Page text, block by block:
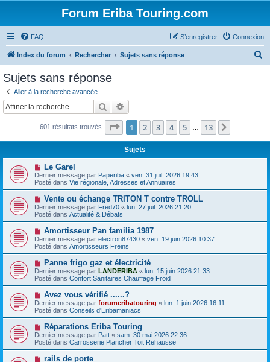
Forum Eriba Touring.com
FAQ Connexion
S’enregistrer
Index du forum Rechercher Sujets sans réponse
c
Sujets sans réponse
Aller à la recherche avancée
Rechercher
601 résultats trouvés Page 1sur13
1 2 3 4 5 13
Sujets
N
o
u
v
e
u
m
e
s
s
a
g
e
Le Garel
Dernier message par Paperiba « ven. 31 juil. 2026 19:43
Posté dans Vie régionale, Adresses et Annuaires
N
o
u
v
a
u
m
e
s
a
g
Vente ou échange TRITON T contre TROLL
Dernier message par Fred70 « lun. 27 juil. 2026 21:20
Posté dans Actualité & Débats
N
o
u
v
e
a
u
m
e
s
s
a
g
e
Amortisseur Pan familia 1987
Dernier message par electron87430 « ven. 19 juin 2026 10:37
Posté dans Amortisseurs Freins
N
o
u
v
a
u
m
e
s
a
g
Panne frigo gaz et électricité
Dernier message par LANDERIBA « lun. 15 juin 2026 21:33
Posté dans Confort Sanitaires Chauffage Froid
N
o
u
v
e
a
u
m
e
s
Avez vous vérifié ......?
Dernier message par forumeribatouring « lun. 1 juin 2026 16:11
Posté dans Conseils d'Eribamaniacs
N
o
u
v
Réparations Eriba Touring
Dernier message par Patt « sam. 30 mai 2026 22:36
Posté dans Carrosserie Plancher Toit Rehausse
Nrails de porte